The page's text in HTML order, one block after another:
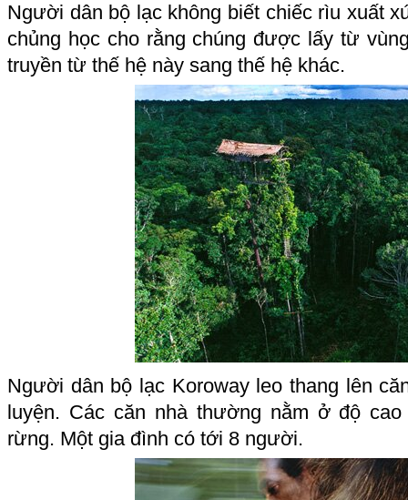
Người dân bộ lạc không biết chiếc rìu xuất
chủng học cho rằng chúng được lấy từ
truyền từ thế hệ này sang thế hệ khác.
Người dân bộ lạc Koroway leo thang lên
luyện. Các căn nhà thường nằm ở độ
rừng. Một gia đình có tới 8 người.